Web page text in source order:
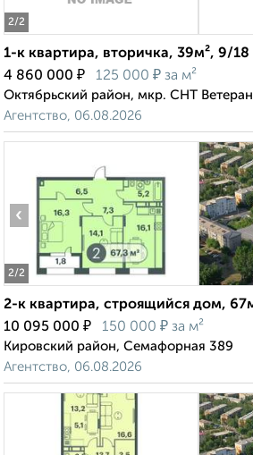
2/2
1-к квартира, вторичка, 39м², 9/
4 860 000 ₽ 125 000 ₽ за м²
Октябрьский район, мкр. СНТ
Агентство, 06.08.2026
2/2
‹
2-к квартира, строящийся дом,
10 095 000 ₽ 150 000 ₽ за м²
Кировский район, Семафорная 389
Агентство, 06.08.2026